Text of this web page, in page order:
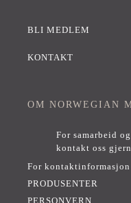
BLI MEDLEM
KONTAKT
OM NORWEGIAN
For samarbeid
kontakt oss
For
PRODUSENTER
PERSONVERN